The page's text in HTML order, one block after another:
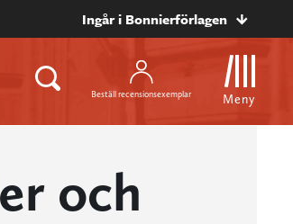
Ingår i Bonnierförlagen
Beställ recensionsexemplar Meny
och